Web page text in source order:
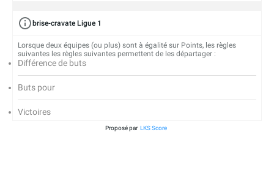
brise-cravate Ligue 1
Lorsque deux équipes (ou plus) sont à égalité sur Points, les règles
suivantes les règles suivantes permettent de les départager :
Différence de buts
Buts pour
Victoires
Proposé par LKS Score